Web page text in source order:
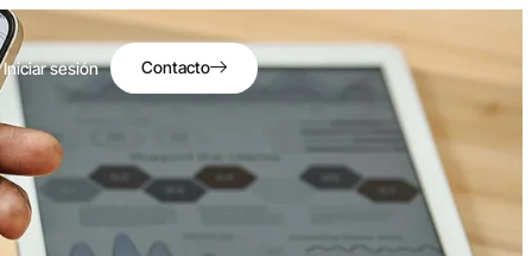
Iniciar sesión Contacto